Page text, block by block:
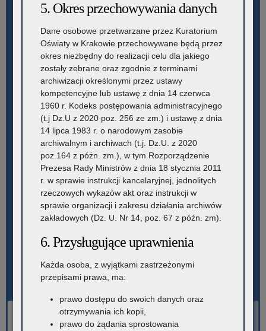
5. Okres przechowywania danych
Dane osobowe przetwarzane przez Kuratorium
Oświaty w Krakowie przechowywane będą przez
okres niezbędny do realizacji celu dla jakiego
zostały zebrane oraz zgodnie z terminami
archiwizacji określonymi przez ustawy
kompetencyjne lub ustawę z dnia 14 czerwca
1960 r. Kodeks postępowania administracyjnego
(t.j Dz.U z 2020 poz. 256 ze zm.) i ustawę z dnia
14 lipca 1983 r. o narodowym zasobie
archiwalnym i archiwach (t.j. Dz.U. z 2020
poz.164 z póżn. zm.), w tym Rozporządzenie
Prezesa Rady Ministrów z dnia 18 stycznia 2011
r. w sprawie instrukcji kancelaryjnej, jednolitych
rzeczowych wykazów akt oraz instrukcji w
sprawie organizacji i zakresu działania archiwów
zakładowych (Dz. U. Nr 14, poz. 67 z późn. zm).
6. Przysługujące uprawnienia
Każda osoba, z wyjątkami zastrzeżonymi
przepisami prawa, ma:
prawo dostępu do swoich danych oraz
otrzymywania ich kopii,
prawo do żądania sprostowania